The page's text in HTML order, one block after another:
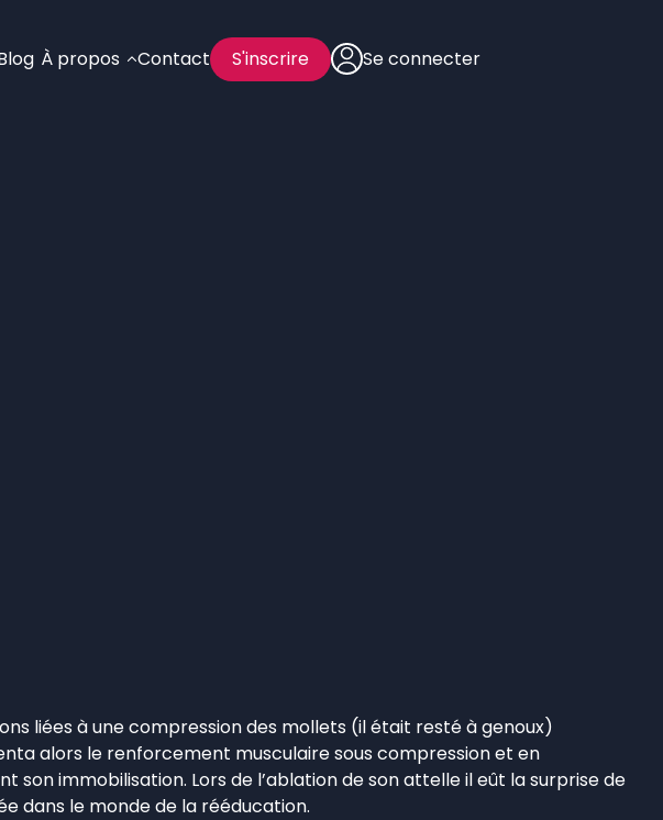
À propos Contact S'inscrire Se connecter
liées à une compression des mollets (il était resté à genoux)
alors le renforcement musculaire sous compression et en
immobilisation. Lors de l’ablation de son attelle il eût la surprise de
dans le monde de la rééducation.